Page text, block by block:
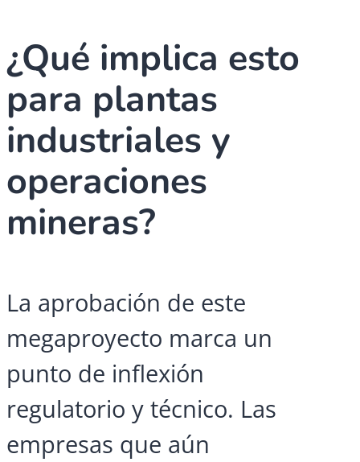
¿Qué implica esto
para plantas
industriales y
operaciones
mineras?
La aprobación de este
megaproyecto marca un
punto de inflexión
regulatorio y técnico. Las
empresas que aún